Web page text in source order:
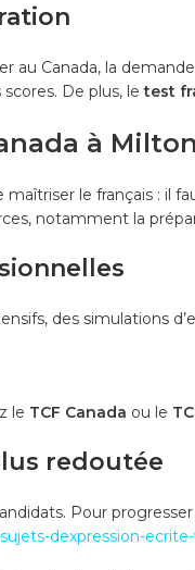
au Canada, la
De plus, letest
à
le français : il
notamment la
des simulations
le TCF Canada ou le
redoutée
Pour
dexpression-